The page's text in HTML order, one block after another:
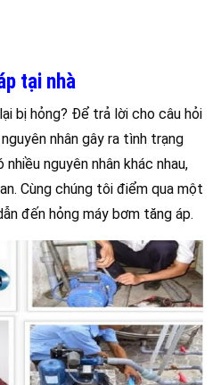
tại nhà
bị hỏng? Để trả lời cho câu hỏi
nhân gây ra tình trạng
nguyên nhân khác nhau,
Cùng chúng tôi điểm qua một
đến hỏng máy bơm tăng áp.